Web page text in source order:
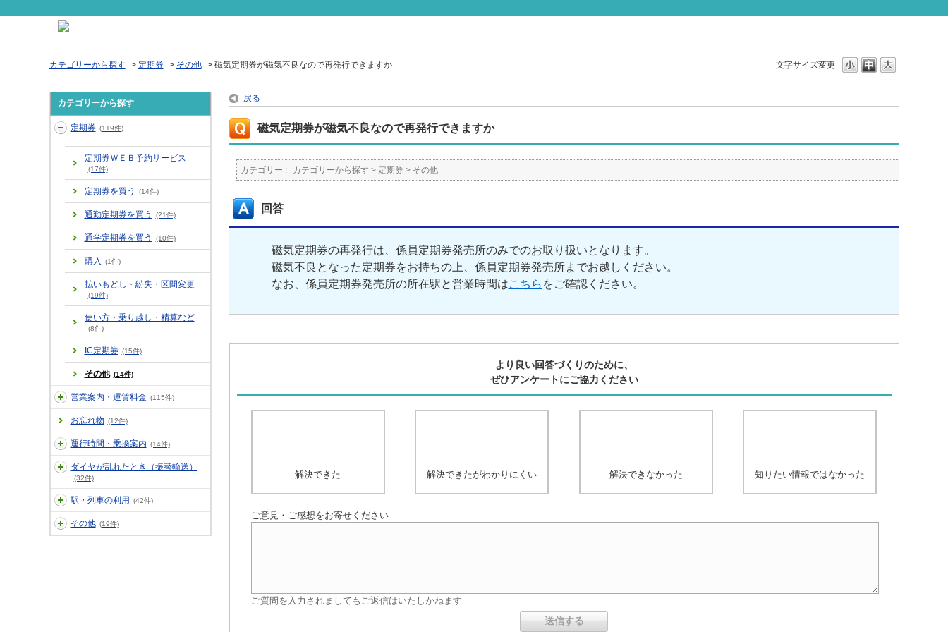
文字サイズ変更
カテゴリーから探す > 定期券 > その他 > 磁気定期券が磁気不良なので再発行できますか
カテゴリーから探す
定期券 (119件)
定期券ＷＥＢ予約サービス
(17件)
定期券を買う (14件)
通勤定期券を買う (21件)
通学定期券を買う (10件)
購入 (1件)
払いもどし・紛失・区間変更
(19件)
使い方・乗り越し・精算など
(8件)
IC定期券 (15件)
その他 (14件)
営業案内・運賃料金 (115件)
お忘れ物 (12件)
運行時間・乗換案内 (14件)
ダイヤが乱れたとき（振替輸送）
(32件)
駅・列車の利用 (42件)
その他 (19件)
戻る
磁気定期券が磁気不良なので再発行できますか
カテゴリー : カテゴリーから探す > 定期券 > その他
回答
磁気定期券の再発行は、係員定期券発売所のみでのお取り扱いとなります。
磁気不良となった定期券をお持ちの上、係員定期券発売所までお越しください。
なお、係員定期券発売所の所在駅と営業時間はこちら をご確認ください。
より良い回答づくりのために、
ぜひアンケートにご協力ください
解決できた 解決できたがわかりにくい 解決できなかった 知りたい情報ではなかった
ご意見・ご感想をお寄せください
ご質問を入力されましてもご返信はいたしかねます